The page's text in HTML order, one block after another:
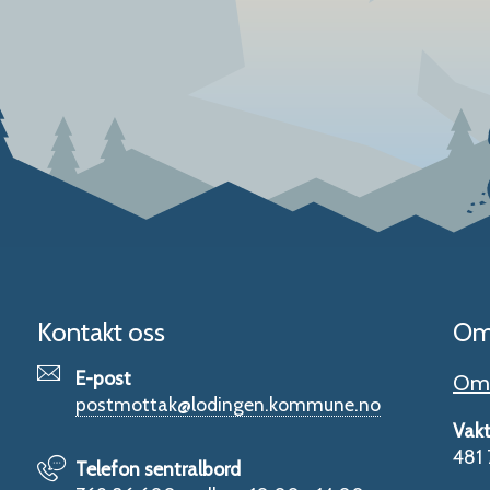
Kontakt oss
E-post
postmottak@lodingen.kommune.no
Telefon sentralbord
481